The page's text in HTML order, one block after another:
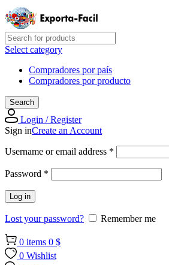
Select category
Compradores por país
Compradores por producto
Search
Login / Register
Sign inCreate an Account
Username or email address *
Password *
Log in
Lost your password? Remember me
0 items 0 $
0 Wishlist